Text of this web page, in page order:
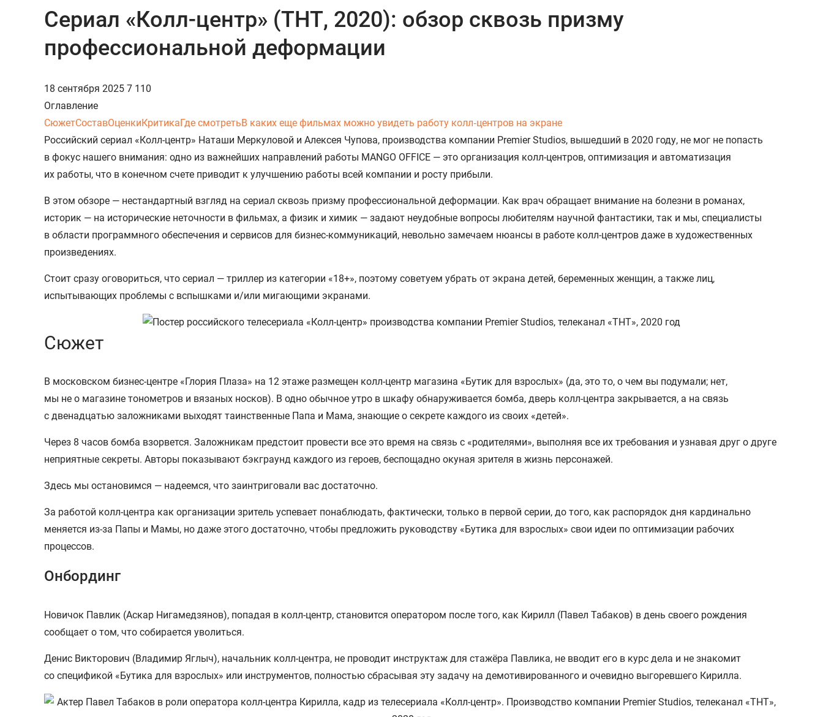
Сериал «Колл-центр» (ТНТ, 2020): обзор сквозь призму
профессиональной деформации
18 сентября 2025 7 110
Оглавление
СюжетСоставОценкиКритикаГде смотретьВ каких еще фильмах можно увидеть работу колл‑центров на экране
Российский сериал «Колл-центр» Наташи Меркуловой и Алексея Чупова, производства компании Premier Studios, вышедший в 2020 году, не мог не попасть
в фокус нашего внимания: одно из важнейших направлений работы MANGO OFFICE — это организация колл-центров, оптимизация и автоматизация
их работы, что в конечном счете приводит к улучшению работы всей компании и росту прибыли.
В этом обзоре — нестандартный взгляд на сериал сквозь призму профессиональной деформации. Как врач обращает внимание на болезни в романах,
историк — на исторические неточности в фильмах, а физик и химик — задают неудобные вопросы любителям научной фантастики, так и мы, специалисты
в области программного обеспечения и сервисов для бизнес-коммуникаций, невольно замечаем нюансы в работе колл-центров даже в художественных
произведениях.
Стоит сразу оговориться, что сериал — триллер из категории «18+», поэтому советуем убрать от экрана детей, беременных женщин, а также лиц,
испытывающих проблемы с вспышками и/или мигающими экранами.
Сюжет
В московском бизнес-центре «Глория Плаза» на 12 этаже размещен колл-центр магазина «Бутик для взрослых» (да, это то, о чем вы подумали; нет,
мы не о магазине тонометров и вязаных носков). В одно обычное утро в шкафу обнаруживается бомба, дверь колл-центра закрывается, а на связь
с двенадцатью заложниками выходят таинственные Папа и Мама, знающие о секрете каждого из своих «детей».
Через 8 часов бомба взорвется. Заложникам предстоит провести все это время на связь с «родителями», выполняя все их требования и узнавая друг о друге
неприятные секреты. Авторы показывают бэкграунд каждого из героев, беспощадно окуная зрителя в жизнь персонажей.
Здесь мы остановимся — надеемся, что заинтриговали вас достаточно.
За работой колл-центра как организации зритель успевает понаблюдать, фактически, только в первой серии, до того, как распорядок дня кардинально
меняется из-за Папы и Мамы, но даже этого достаточно, чтобы предложить руководству «Бутика для взрослых» свои идеи по оптимизации рабочих
процессов.
Онбординг
Новичок Павлик (Аскар Нигамедзянов), попадая в колл-центр, становится оператором после того, как Кирилл (Павел Табаков) в день своего рождения
сообщает о том, что собирается уволиться.
Денис Викторович (Владимир Яглыч), начальник колл-центра, не проводит инструктаж для стажёра Павлика, не вводит его в курс дела и не знакомит
со спецификой «Бутика для взрослых» или инструментов, полностью сбрасывая эту задачу на демотивированного и очевидно выгоревшего Кирилла.